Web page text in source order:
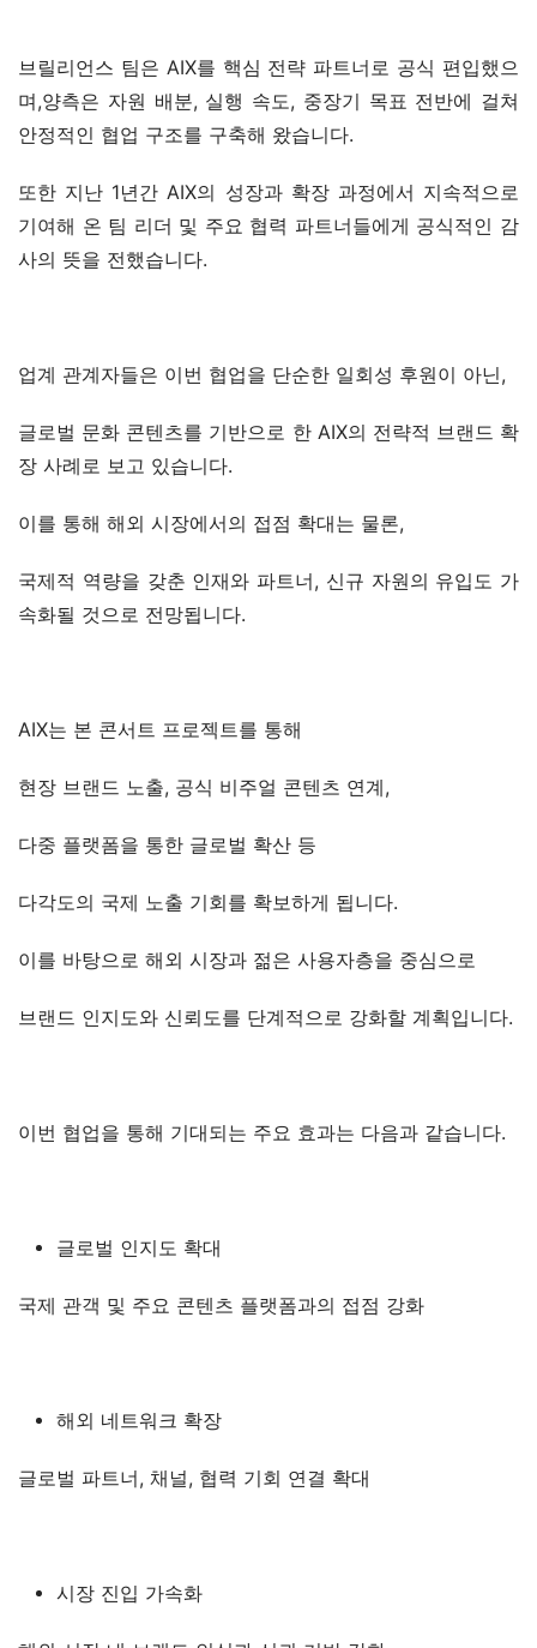
브릴리언스 팀은 AIX를 핵심 전략 파트너로 공식 편입했으
며,양측은 자원 배분, 실행 속도, 중장기 목표 전반에 걸쳐
안정적인 협업 구조를 구축해 왔습니다.
또한 지난 1년간 AIX의 성장과 확장 과정에서 지속적으로
기여해 온 팀 리더 및 주요 협력 파트너들에게 공식적인 감
사의 뜻을 전했습니다.
업계 관계자들은 이번 협업을 단순한 일회성 후원이 아닌,
글로벌 문화 콘텐츠를 기반으로 한 AIX의 전략적 브랜드 확
장 사례로 보고 있습니다.
이를 통해 해외 시장에서의 접점 확대는 물론,
국제적 역량을 갖춘 인재와 파트너, 신규 자원의 유입도 가
속화될 것으로 전망됩니다.
AIX는 본 콘서트 프로젝트를 통해
현장 브랜드 노출, 공식 비주얼 콘텐츠 연계,
다중 플랫폼을 통한 글로벌 확산 등
다각도의 국제 노출 기회를 확보하게 됩니다.
이를 바탕으로 해외 시장과 젊은 사용자층을 중심으로
브랜드 인지도와 신뢰도를 단계적으로 강화할 계획입니다.
이번 협업을 통해 기대되는 주요 효과는 다음과 같습니다.
글로벌 인지도 확대
국제 관객 및 주요 콘텐츠 플랫폼과의 접점 강화
해외 네트워크 확장
글로벌 파트너, 채널, 협력 기회 연결 확대
시장 진입 가속화